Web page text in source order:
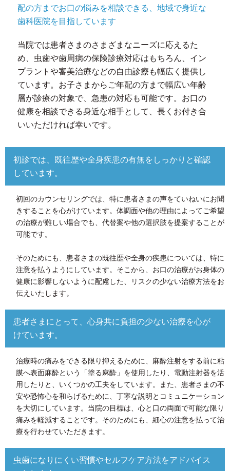
配の方までお口の悩みを相談できる、地域で身近な
歯科医院を目指しています
当院では患者さまのさまざまなニーズに応えるた
め、虫歯や歯周病の保険診療対応はもちろん、イン
プラントや審美治療などの自由診療も幅広く提供し
ています。お子さまからご年配の方まで幅広い年齢
層が診療の対象で、急患の対応も可能です。お口の
健康を相談できる身近な相手として、長くお付き合
いいただければ幸いです。
初診では、既往歴や全身疾患の有無をしっかりと確認
しています。
初回のカウンセリングでは、特に患者さまの声をていねいにお聞
きすることを心がけています。体調面や他の理由によってご希望
の治療が難しい場合でも、代替案や他の選択肢を提案することが
可能です。
そのためにも、患者さまの既往歴や全身の疾患については、特に
注意を払うようにしています。そこから、お口の治療がお身体の
健康に影響しないように配慮した、リスクの少ない治療方法をお
伝えいたします。
患者さまにとって、心身共に負担の少ない治療を心が
けています。
治療時の痛みをできる限り抑えるために、麻酔注射をする前に粘
膜へ表面麻酔という「塗る麻酔」を使用したり、電動注射器を活
用したりと、いくつかの工夫をしています。また、患者さまの不
安や恐怖心を和らげるために、丁寧な説明とコミュニケーション
を大切にしています。当院の目標は、心と口の両面で可能な限り
痛みを軽減することです。そのためにも、細心の注意を払って治
療を行わせていただきます。
虫歯になりにくい習慣やセルフケア方法をアドバイス